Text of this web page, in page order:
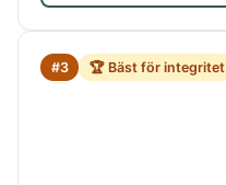
#3 🏆 Bäst för integritet